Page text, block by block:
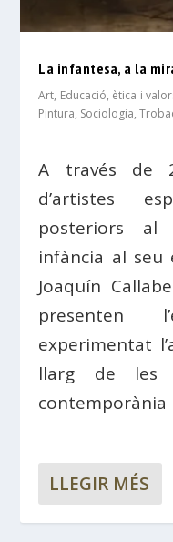
La infantesa, a la
Art, Educació, ètica i
Pintura, Sociologia,
A través de
d’artistes
posteriors al
infància al
Joaquín
presenten
experimentat
llarg de les
contemporània
LLEGIR MÉS